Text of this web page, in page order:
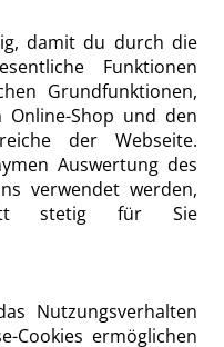
damit du durch die
Funktionen
Grundfunktionen,
Online-Shop und den
der Webseite.
Auswertung des
verwendet werden,
stetig für Sie
Nutzungsverhalten
Cookies ermöglichen